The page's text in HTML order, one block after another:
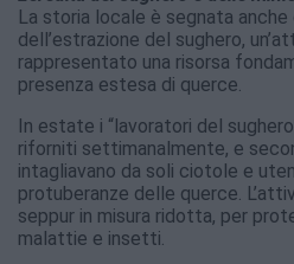
La storia locale è segnata
dell’estrazione del sughero,
rappresentato una risorsa
presenza estesa di querce.
In estate i “lavoratori del
riforniti settimanalmente, e
intagliavano da soli ciotole e
protuberanze delle querce.
seppur in misura ridotta, per
malattie e insetti.